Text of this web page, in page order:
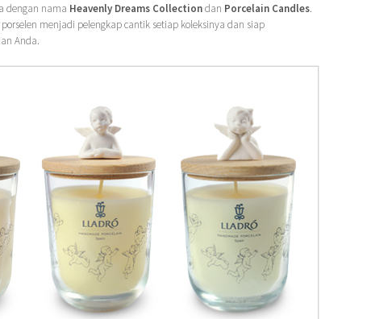
dengan nama Heavenly Dreams Collectiondan Porcelain Candles.
menjadi pelengkap cantik setiap koleksinya dan siap
Anda.